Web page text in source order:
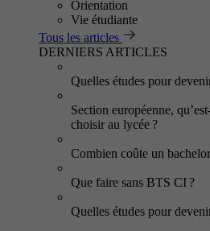
Orientation
Vie étudiante
Tous les articles
DERNIERS ARTICLES
Quelles études pour
Section européenne,
choisir au lycée ?
Combien coûte un
Que faire sans BTS CI ?
Quelles études pour